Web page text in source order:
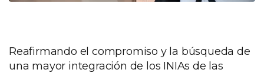
Reafirmando el compromiso y la búsqueda de
una mayor integración de los INIAs de las